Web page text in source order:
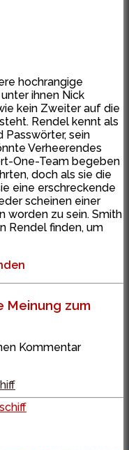
hochrangige
ihnen Nick
kein Zweiter auf die
Rendel kennt als
Passwörter, sein
Verheerendes
One-Team begeben
doch als sie die
eine erschreckende
scheinen einer
worden zu sein. Smith
Rendel finden, um
Meinung zum
Kommentar